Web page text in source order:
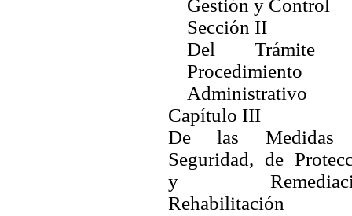
Gestión y Control
Sección II
Del Trámite
Procedimiento
Administrativo
Capítulo III
De las Medidas
Seguridad, de
y